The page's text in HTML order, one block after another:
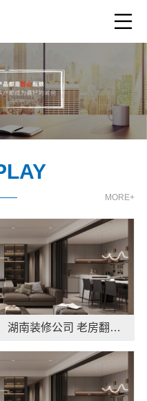
MORE+
湖南装修公司 老房翻新0增项 闭口合同找湖南美学筑家建材